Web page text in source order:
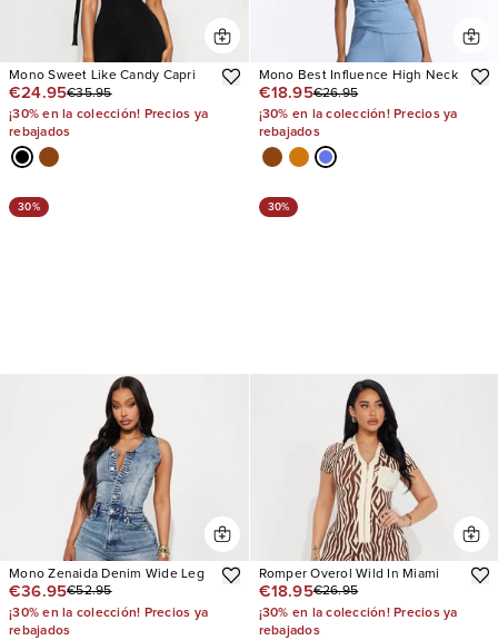
Mono Sweet Like Candy Capri
€24.95€35.95
¡30% en la colección! Precios ya
rebajados
Mono Best Influence High Neck
€18.95€26.95
¡30% en la colección! Precios ya
rebajados
30%
Mono Zenaida Denim Wide Leg
€36.95€52.95
¡30% en la colección! Precios ya
rebajados
30%
Romper Overol Wild In Miami
€18.95€26.95
¡30% en la colección! Precios ya
rebajados